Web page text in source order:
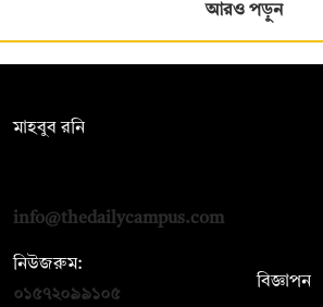
আরও পড়ুন
মাহবুব রনি
info@thedailycampus.com
নিউজরুম:
০১৫৭২০৯৯১০৫
বিজ্ঞাপন